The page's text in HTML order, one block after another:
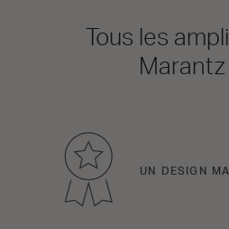
Tous les
UN DESIGN